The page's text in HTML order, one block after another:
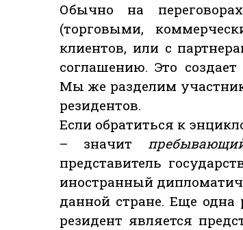
Обычно на
(торговыми,
клиентов, или с
соглашению. Это
Мы же разделим
резидентов.
Если обратиться к
– значит
представитель
иностранный
данной стране. Еще одна
резидент является